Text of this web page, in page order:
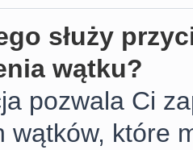
służy
wątku?
pozwala Ci
wątków, które